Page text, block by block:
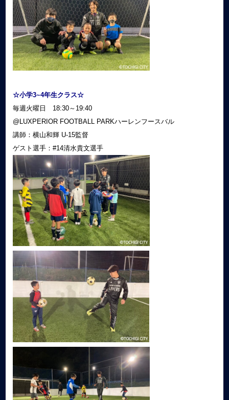
☆小学3~4年生クラス☆
毎週火曜日 18:30～19:40
@LUXPERIOR FOOTBALL PARKハーレンフースバル
講師：横山和輝 U-15監督
ゲスト選手：#14清水貴文選手